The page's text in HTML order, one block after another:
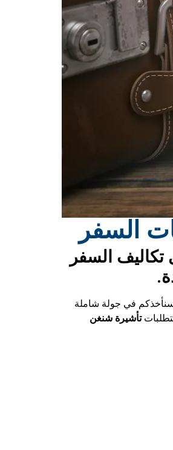
السفر
تعرف على تكاليف السفر
سنأخذكم في جولة شاملة
تأشيرة شنغن